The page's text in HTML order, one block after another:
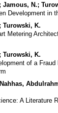
Jamous, N.;
Development in
Turowski, K.
Metering
Turowski, K.
of a
A Literature